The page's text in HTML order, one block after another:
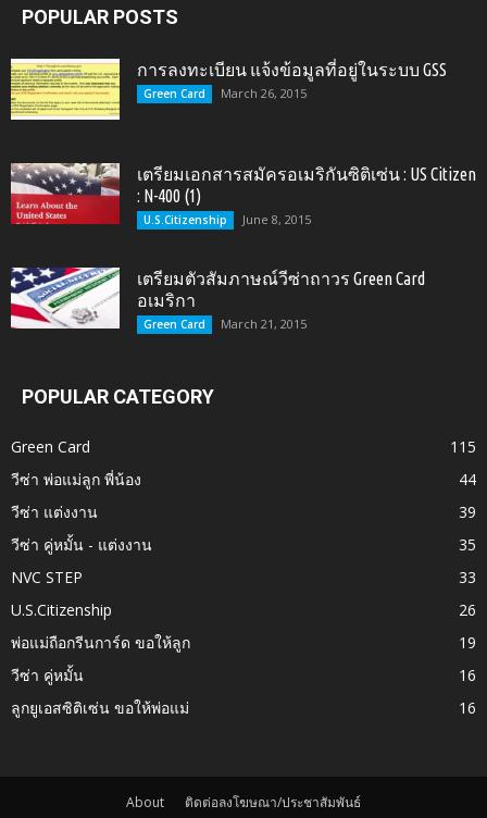
POPULAR POSTS
การลงทะเบียน แจ้งข้อมูลที่อยู่ในระบบ GSS
Green Card March 26, 2015
เตรียมเอกสารสมัครอเมริกันซิติเซ่น : US Citizen
: N-400 (1)
U.S.Citizenship June 8, 2015
เตรียมตัวสัมภาษณ์วีซ่าถาวร Green Card
อเมริกา
Green Card March 21, 2015
POPULAR CATEGORY
Green Card
115
วีซ่า พ่อแม่ลูก พี่น้อง
44
วีซ่า แต่งงาน
39
วีซ่า คู่หมั้น - แต่งงาน
35
NVC STEP
33
U.S.Citizenship
26
พ่อแม่ถือกรีนการ์ด ขอให้ลูก
19
วีซ่า คู่หมั้น
16
ลูกยูเอสซิติเซ่น ขอให้พ่อแม่
16
About ติดต่อลงโฆษณา/ประชาสัมพันธ์